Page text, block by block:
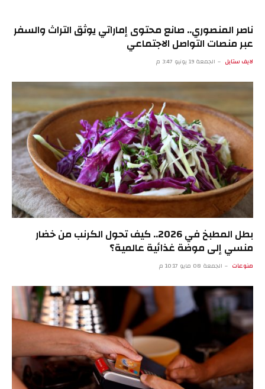
ناصر المنصوري.. صانع محتوى إماراتي يوثق التراث والسفر
عبر منصات التواصل الاجتماعي
لايف ستايل الجمعة 19 يونيو 3:47 م
بطل المطبخ في 2026.. كيف تحول الكرنب من خضار
منسي إلى موضة غذائية عالمية؟
منوعات الجمعة 08 مايو 10:17 م